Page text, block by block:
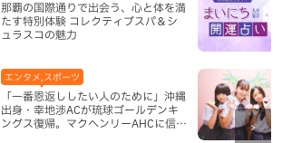
那覇の国際通りで出会う、心と体を満
たす特別体験 コレクティブスパ＆シ
ュラスコの魅力
「一番恩返ししたい人のために」沖縄
出身・幸地渉ACが琉球ゴールデンキ
ングス復帰。マクヘンリーAHCに信頼
エンタメ,スポーツ